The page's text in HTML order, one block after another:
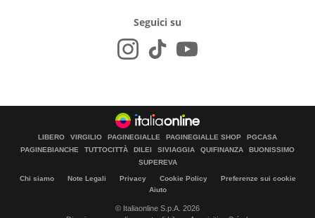
Seguici su
LIBERO VIRGILIO PAGINEGIALLE PAGINEGIALLE SHOP
PGCASA
PAGINEBIANCHE
TUTTOCITTÀ DILEI SIVIAGGIA QUIFINANZA
BUONISSIMO
SUPEREVA
Chi siamo Note Legali Privacy Cookie Policy
Preferenze sui cookie
Aiuto
© Italiaonline S.p.A. 2026